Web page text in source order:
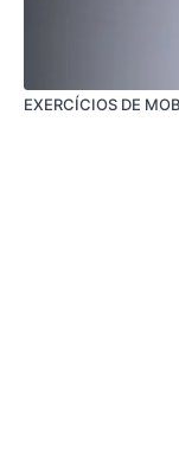
EXERCÍCIOS DE